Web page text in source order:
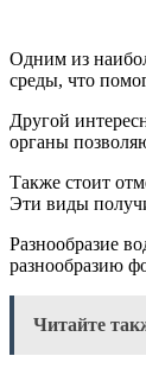
Одним из
среды, что
Другой
органы
Также стоит
Эти виды
Разнообразие
разнообразию
Читайте